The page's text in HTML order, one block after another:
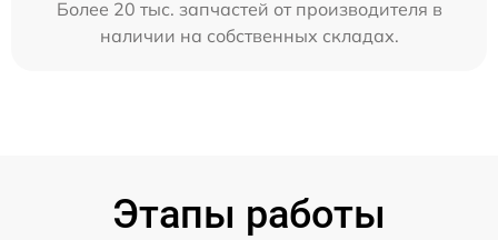
Более 20 тыс. запчастей от производителя в
наличии на собственных складах.
Этапы работы